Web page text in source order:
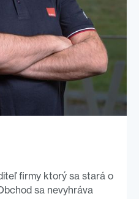
firmy ktorý sa stará o
sa nevyhráva